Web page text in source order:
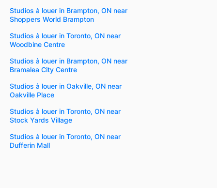
Studios à louer in Brampton, ON near
Shoppers World Brampton
Studios à louer in Toronto, ON near
Woodbine Centre
Studios à louer in Brampton, ON near
Bramalea City Centre
Studios à louer in Oakville, ON near
Oakville Place
Studios à louer in Toronto, ON near
Stock Yards Village
Studios à louer in Toronto, ON near
Dufferin Mall